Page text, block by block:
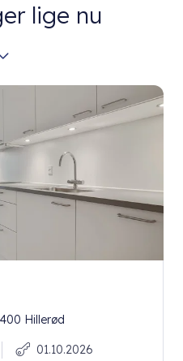
lige nu
Hillerød
01.10.2026